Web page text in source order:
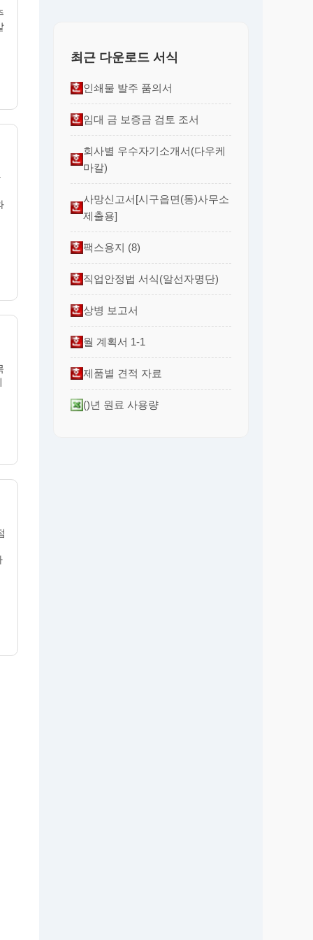
최근 다운로드 서식
인쇄물 발주 품의서
임대 금 보증금 검토 조서
회사별 우수자기소개서(다우케
마칼)
사망신고서[시구읍면(동)사무소
제출용]
팩스용지 (8)
직업안정법 서식(알선자명단)
상병 보고서
월 계획서 1-1
제품별 견적 자료
()년 원료 사용량